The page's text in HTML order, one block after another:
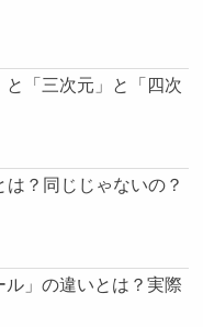
と「三次元」と「四次
は？同じじゃないの？
ル」の違いとは？実際